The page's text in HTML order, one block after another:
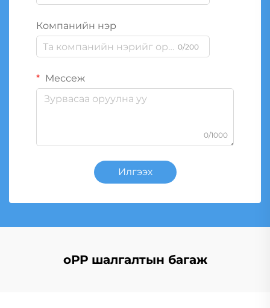
Компанийн нэр
0/200
Мессеж
0/1000
Илгээх
оРР шалгалтын багаж